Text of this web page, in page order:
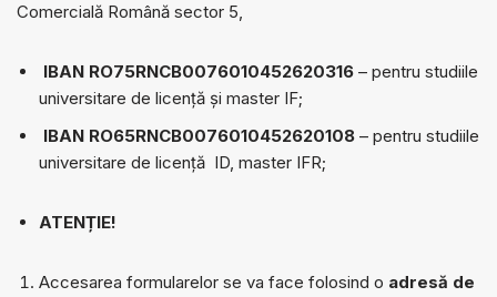
Comercială Română sector 5,
IBAN RO75RNCB0076010452620316 – pentru studiile
universitare de licență și master IF;
IBAN RO65RNCB0076010452620108 – pentru studiile
universitare de licență ID, master IFR;
ATENȚIE!
Accesarea formularelor se va face folosind o adresă de